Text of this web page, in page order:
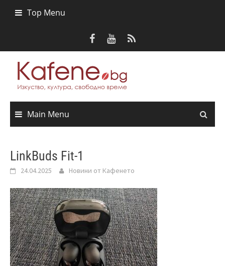
Top Menu
Main Menu
LinkBuds Fit-1
24.04.2025 Новини от Кафенето